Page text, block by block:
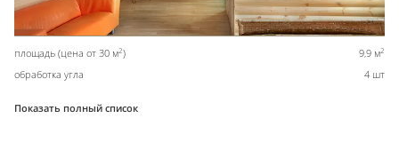
площадь (цена от 30 м2) 9,9 м2
обработка угла 4 шт
Показать полный список